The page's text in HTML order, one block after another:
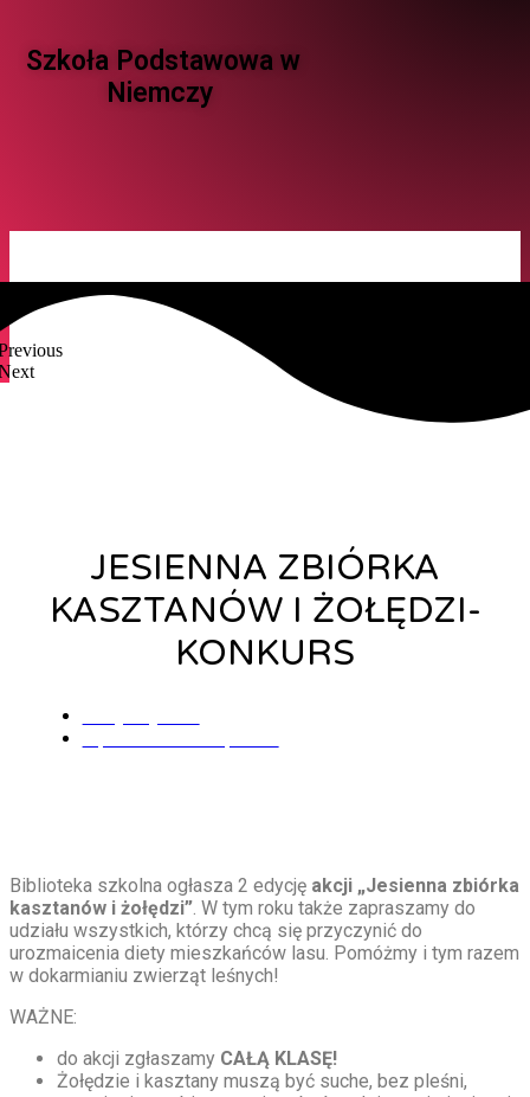
Szkoła Podstawowa w
Niemczy ​
JESIENNA ZBIÓRKA
KASZTANÓW I ŻOŁĘDZI-
KONKURS
Biblioteka szkolna ogłasza 2 edycję akcji „Jesienna zbiórka
kasztanów i żołędzi”. W tym roku także zapraszamy do
udziału wszystkich, którzy chcą się przyczynić do
urozmaicenia diety mieszkańców lasu. Pomóżmy i tym razem
w dokarmianiu zwierząt leśnych!
WAŻNE:
do akcji zgłaszamy CAŁĄ KLASĘ!
Żołędzie i kasztany muszą być suche, bez pleśni,